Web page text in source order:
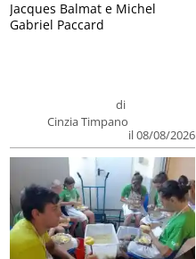
di
Cinzia Timpano
il 08/08/2026
Jacques Balmat e Michel
Gabriel Paccard